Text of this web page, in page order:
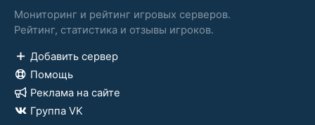
Мониторинг и рейтинг игровых серверов.
Рейтинг, статистика и отзывы игроков.
Добавить сервер
Помощь
Реклама на сайте
Группа VK